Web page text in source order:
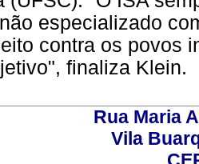
especializado
contra os povos
finaliza Klein.
Rua Maria
Vila